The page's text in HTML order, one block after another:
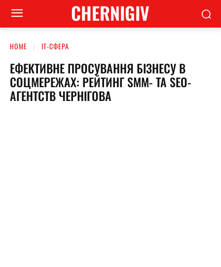
CHERNIGIV
HOME ІТ-СФЕРА
ЕФЕКТИВНЕ ПРОСУВАННЯ БІЗНЕСУ В
СОЦМЕРЕЖАХ: РЕЙТИНГ SMM- ТА SEO-
АГЕНТСТВ ЧЕРНІГОВА